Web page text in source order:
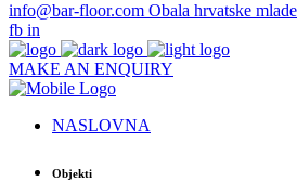
info@bar-floor.com Obala hrvatske
fb in
MAKE AN ENQUIRY
NASLOVNA
Objekti